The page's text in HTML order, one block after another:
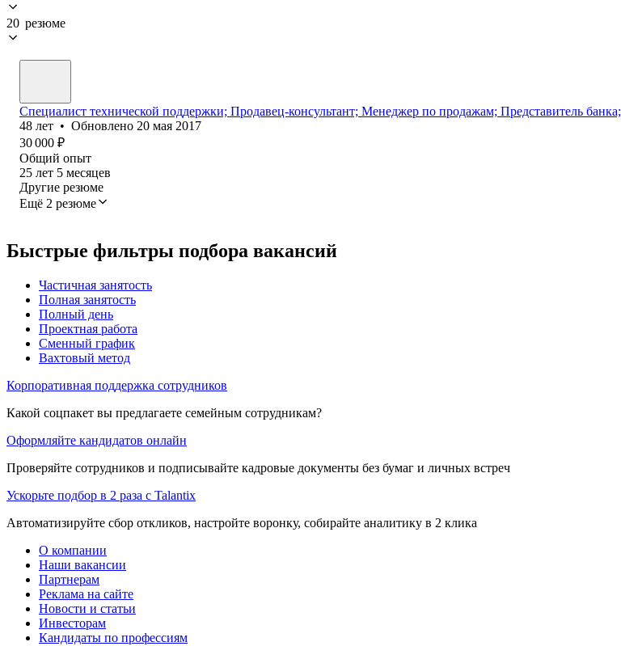
20 резюме
Специалист технической поддержки; Продавец-консультант; Менеджер по продажам; Представитель банка;
48 лет • Обновлено 20 мая 2017
30 000 ₽
Общий опыт
25 лет 5 месяцев
Другие резюме
Ещё 2 резюме
Быстрые фильтры подбора вакансий
Частичная занятость
Полная занятость
Полный день
Проектная работа
Сменный график
Вахтовый метод
Корпоративная поддержка сотрудников
Какой соцпакет вы предлагаете семейным сотрудникам?
Оформляйте кандидатов онлайн
Проверяйте сотрудников и подписывайте кадровые документы без бумаг и личных встреч
Ускорьте подбор в 2 раза с Talantix
Автоматизируйте сбор откликов, настройте воронку, собирайте аналитику в 2 клика
О компании
Наши вакансии
Партнерам
Реклама на сайте
Новости и статьи
Инвесторам
Кандидаты по профессиям